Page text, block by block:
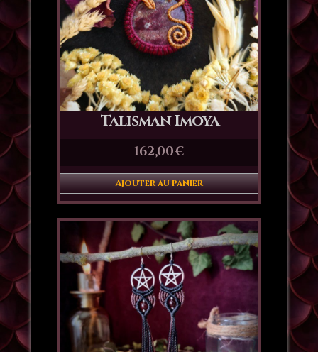
Talisman Imoya
162,00€
Ajouter au panier